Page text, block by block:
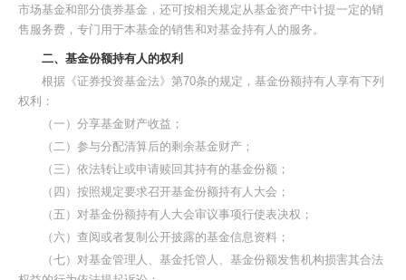
市场基金和部分债券基金，还可按相关规定从基金资产中计提一定的销
售服务费，专门用于本基金的销售和对基金持有人的服务。
二、基金份额持有人的权利
根据《证券投资基金法》第70条的规定，基金份额持有人享有下列
权利：
（一）分享基金财产收益；
（二）参与分配清算后的剩余基金财产；
（三）依法转让或申请赎回其持有的基金份额；
（四）按照规定要求召开基金份额持有人大会；
（五）对基金份额持有人大会审议事项行使表决权；
（六）查阅或者复制公开披露的基金信息资料；
（七）对基金管理人、基金托管人、基金份额发售机构损害其合法